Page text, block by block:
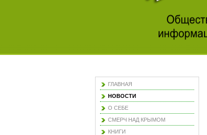
ГЛАВНАЯ
НОВОСТИ
О СЕБЕ
СМЕРЧ НАД КРЫМОМ
КНИГИ